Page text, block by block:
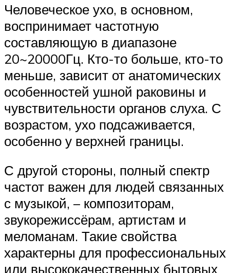
Человеческое ухо, в основном,
воспринимает частотную
составляющую в диапазоне
20~20000Гц. Кто-то больше, кто-то
меньше, зависит от анатомических
особенностей ушной раковины и
чувствительности органов слуха. С
возрастом, ухо подсаживается,
особенно у верхней границы.
С другой стороны, полный спектр
частот важен для людей связанных
с музыкой, – композиторам,
звукорежиссёрам, артистам и
меломанам. Такие свойства
характерны для профессиональных
или высококачественных бытовых